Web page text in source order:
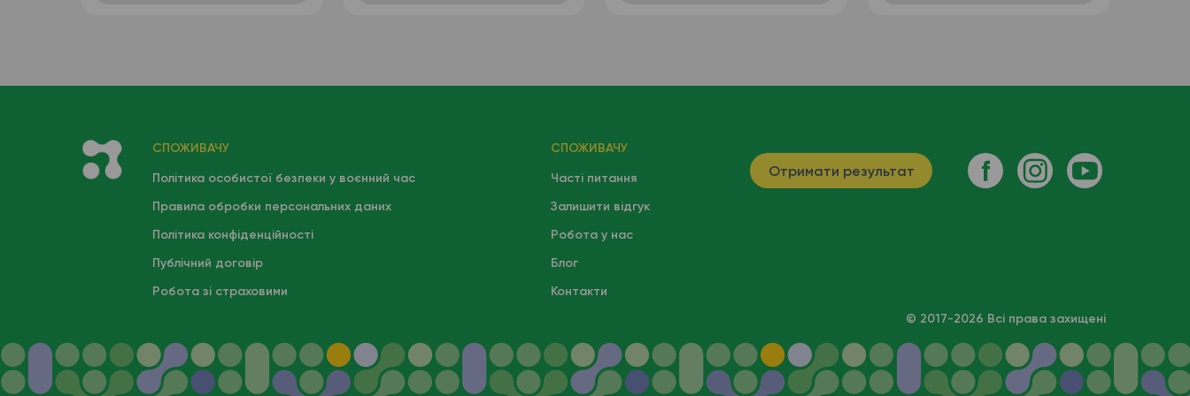
СПОЖИВАЧУ
СПОЖИВАЧУ
Політика особистої безпеки у воєнний час
Часті питання
Правила обробки персональних даних
Залишити відгук
Політика конфіденційності
Робота у нас
Публічний договір
Блог
Робота зі страховими
Контакти
Отримати результат
© 2017-2026 Всі права захищені